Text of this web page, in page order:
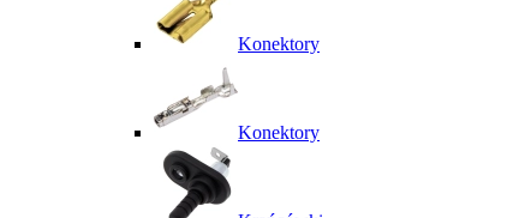
Konektory
Konektory